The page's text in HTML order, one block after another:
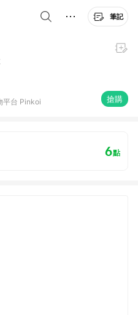
筆記
平台 Pinkoi 搶購
6點